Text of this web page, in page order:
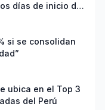
días de inicio del
si se consolidan
ubica en el Top 3
del Perú